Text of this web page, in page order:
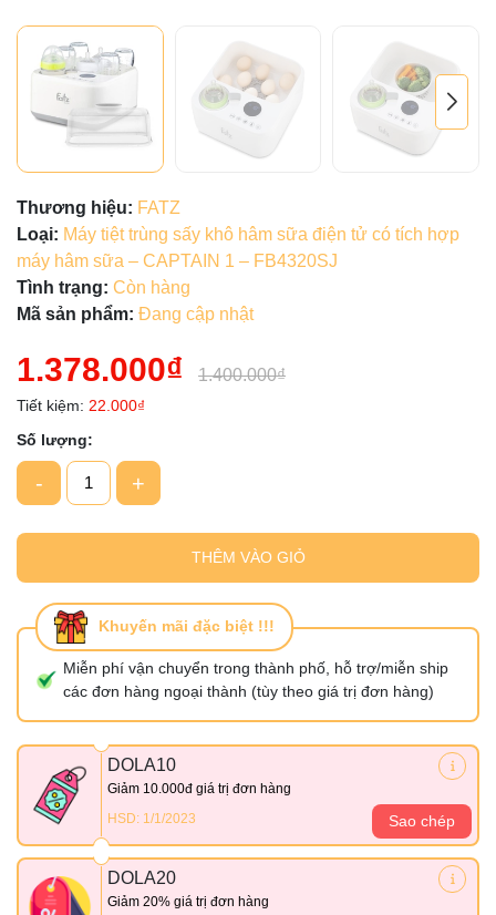
Thương hiệu: FATZ
Loại: Máy tiệt trùng sấy khô hâm sữa điện tử có tích hợp
máy hâm sữa – CAPTAIN 1 – FB4320SJ
Tình trạng: Còn hàng
Mã sản phẩm: Đang cập nhật
1.378.000₫ 1.400.000₫
Tiết kiệm: 22.000₫
Số lượng:
- +
THÊM VÀO GIỎ
Khuyến mãi đặc biệt !!!
Miễn phí vận chuyển trong thành phố, hỗ trợ/miễn ship
các đơn hàng ngoại thành (tùy theo giá trị đơn hàng)
DOLA10
Giảm 10.000đ giá trị đơn hàng
HSD: 1/1/2023
Sao chép
DOLA20
Giảm 20% giá trị đơn hàng